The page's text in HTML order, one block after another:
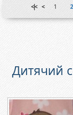
|<< < 1 2
Дитячий